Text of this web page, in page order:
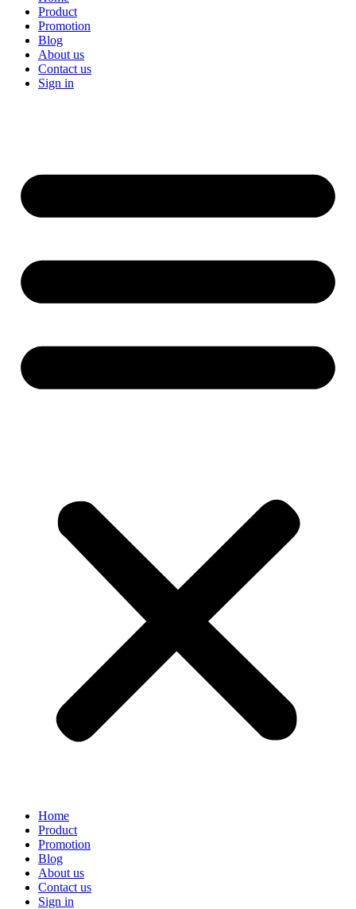
Product
Promotion
Blog
About us
Contact us
Sign in
Home
Product
Promotion
Blog
About us
Contact us
Sign in